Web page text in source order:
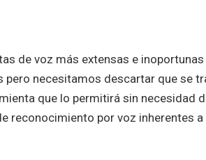
de voz más extensas e inoportunas
pero necesitamos descartar que se
que lo permitirá sin necesidad
reconocimiento por voz inherentes a